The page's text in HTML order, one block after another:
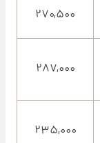
۲۷۰,۵۰۰
۲۸۷,۰۰۰
۲۳۵,۰۰۰